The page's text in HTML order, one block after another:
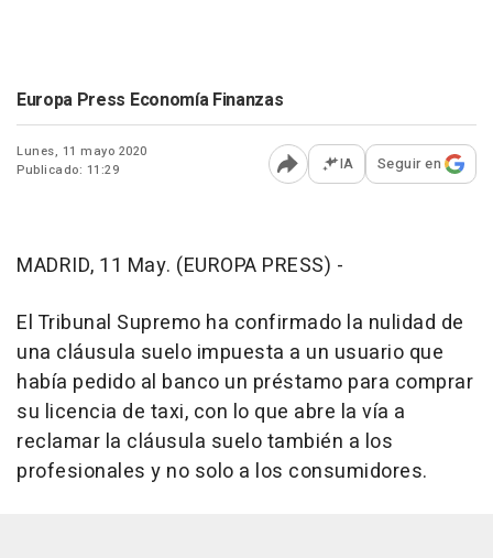
Europa Press Economía Finanzas
Lunes, 11 mayo 2020
Publicado: 11:29
Abrir opciones para
IA Seguir en
MADRID, 11 May. (EUROPA PRESS) -
El Tribunal Supremo ha confirmado la nulidad de
una cláusula suelo impuesta a un usuario que
había pedido al banco un préstamo para comprar
su licencia de taxi, con lo que abre la vía a
reclamar la cláusula suelo también a los
profesionales y no solo a los consumidores.